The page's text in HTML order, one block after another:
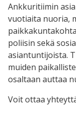
Ankkuritiimin
vuotiaita nuoria,
poliisin sekä
asiantuntijoista.
muiden
osaltaan auttaa
Voit ottaa